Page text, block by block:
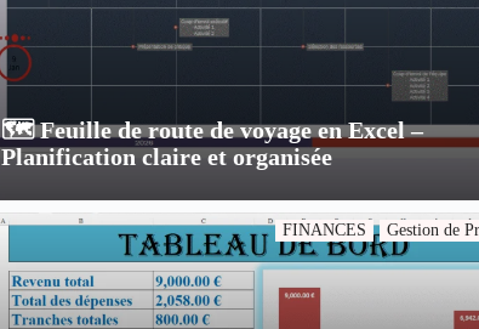
🗺️ Feuille de route de voyage en Excel –
Planification claire et organisée
FINANCES Gestion de